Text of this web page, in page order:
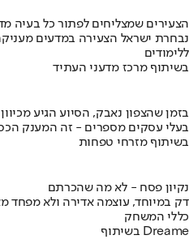
הצעירים שמצליחים לפתור כל בעיה
נבחרת ישראל הצעירה במדעים
ללימודים
בשיתוף מרכז מדעני העתיד
בזמן שהצפון נאבק, הסיוע הגיע
בעלי עסקים מספרים - זה המענק
בשיתוף מזרחי טפחות
נקיון פסח - לא מה שהכרתם
דק במיוחד, עוצמה אדירה ולא
כללי המשחק
בשיתוף Dreame